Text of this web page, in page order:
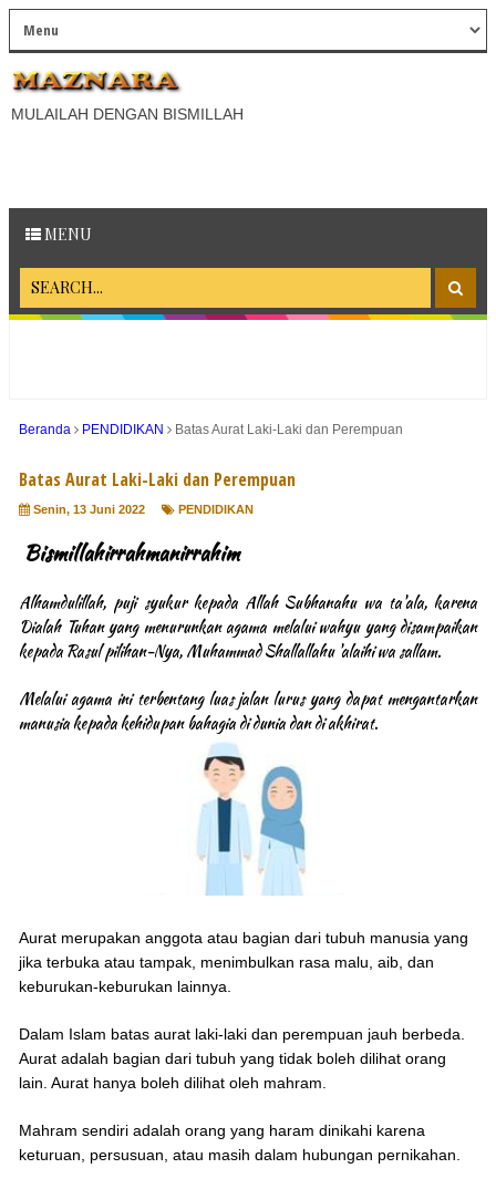
MULAILAH DENGAN BISMILLAH
MENU
Beranda PENDIDIKAN Batas Aurat Laki-Laki dan Perempuan
Batas Aurat Laki-Laki dan Perempuan
Senin, 13 Juni 2022 PENDIDIKAN
Bismillahirrahmanirrahim
Alhamdulillah, puji syukur kepada Allah Subhanahu wa ta'ala, karena
Dialah Tuhan yang menurunkan agama melalui wahyu yang disampaikan
kepada Rasul pilihan-Nya, Muhammad Shallallahu 'alaihi wa sallam.
Melalui agama ini terbentang luas jalan lurus yang dapat mengantarkan
manusia kepada kehidupan bahagia di dunia dan di akhirat.
Aurat merupakan anggota atau bagian dari tubuh manusia yang
jika terbuka atau tampak, menimbulkan rasa malu, aib, dan
keburukan-keburukan lainnya.
Dalam Islam batas aurat laki-laki dan perempuan jauh berbeda.
Aurat adalah bagian dari tubuh yang tidak boleh dilihat orang
lain. Aurat hanya boleh dilihat oleh mahram.
Mahram sendiri adalah orang yang haram dinikahi karena
keturuan, persusuan, atau masih dalam hubungan pernikahan.